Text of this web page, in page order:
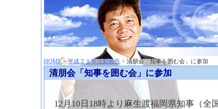
HOME>平成２１年活動報告 > 清朋会「知事を囲む会」に参加
清朋会「知事を囲む会」に参加
12月10日18時より麻生渡福岡県知事（全